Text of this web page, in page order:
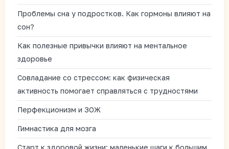
Проблемы сна у подростков. Как гормоны влияют на
сон?
Как полезные привычки влияют на ментальное
здоровье
Совладание со стрессом: как физическая
активность помогает справляться с трудностями
Перфекционизм и ЗОЖ
Гимнастика для мозга
Старт к здоровой жизни: маленькие шаги к большим